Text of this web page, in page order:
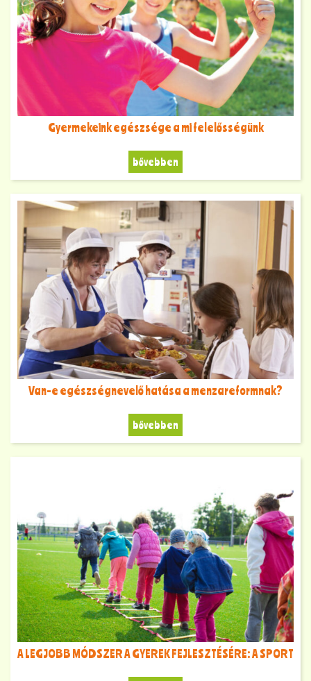
Gyermekeink egészsége a mi felelősségünk
bővebben
Van-e egészségnevelő hatása a menzareformnak?
bővebben
A LEGJOBB MÓDSZER A GYEREK FEJLESZTÉSÉRE: A SPORT